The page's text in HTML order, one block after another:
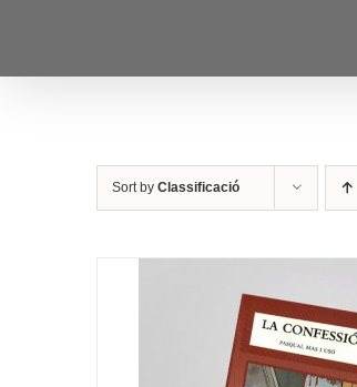
content
Sort by Classificació